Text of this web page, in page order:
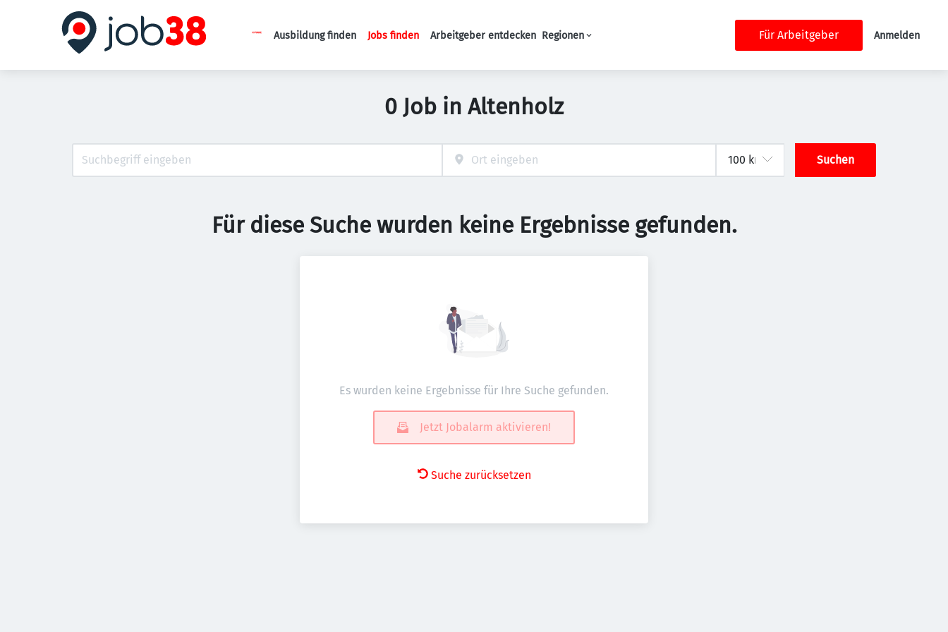
Haupt-Navigation
Ausbildung finden Jobs finden Arbeitgeber entdecken Regionen Für Arbeitgeber Anmelden
0 Job in Altenholz
Suchen
Für diese Suche wurden keine Ergebnisse gefunden.
Es wurden keine Ergebnisse für Ihre Suche gefunden.
Jetzt Jobalarm aktivieren!
Suche zurücksetzen